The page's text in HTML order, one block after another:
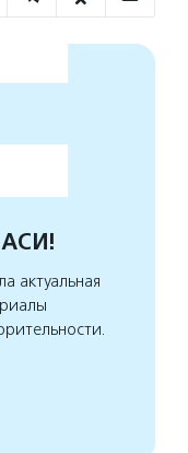
АСИ!
актуальная